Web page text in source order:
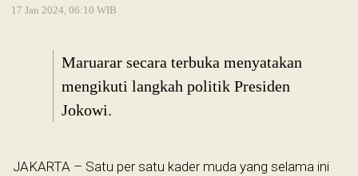
17 Jan 2024, 06:10 WIB
Maruarar secara terbuka menyatakan
mengikuti langkah politik Presiden
Jokowi.
JAKARTA – Satu per satu kader muda yang selama ini